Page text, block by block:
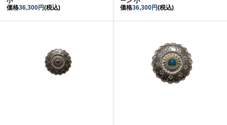
価格36,300円(税込)
価格36,300円(税込)